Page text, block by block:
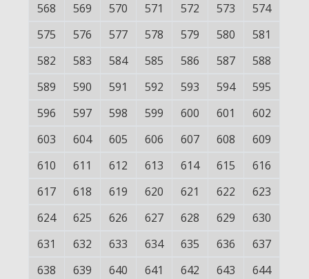
568
569 570 571 572 573
574
575
576 577 578 579 580
581
582
583 584 585 586 587
588
589
590 591 592 593 594
595
596
597 598 599 600 601
602
603
604 605 606 607 608
609
610
611 612 613 614 615
616
617
618 619 620 621 622
623
624
625 626 627 628 629
630
631
632 633 634 635 636
637
638
639 640 641 642 643
644